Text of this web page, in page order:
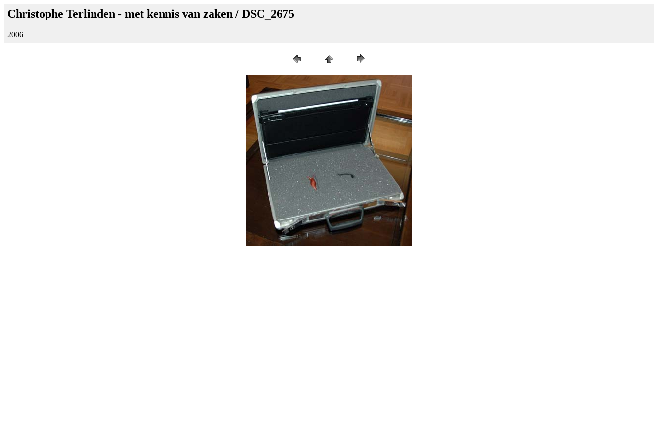
Christophe Terlinden - met kennis van zaken / DSC_2675
2006